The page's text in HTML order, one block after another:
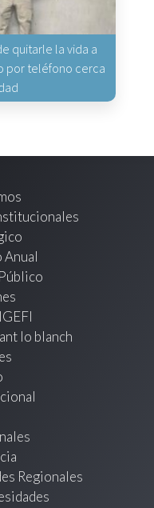
quitarle la vida a
por teléfono cerca
Anual
lo blanch
Regionales